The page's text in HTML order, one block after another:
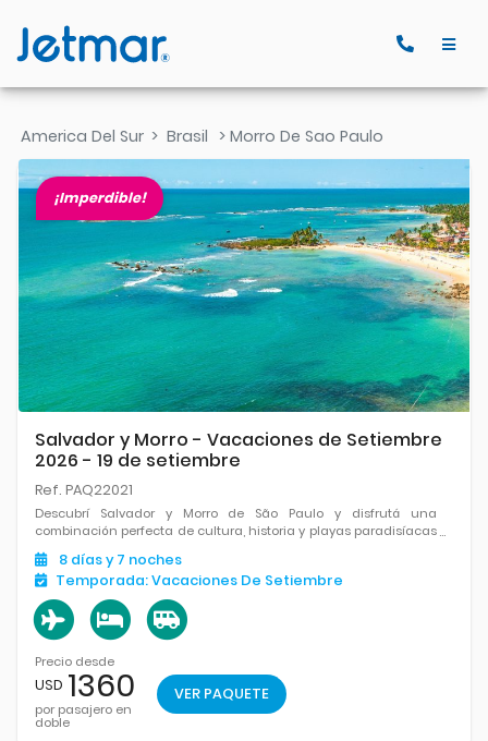
America Del Sur > Brasil > Morro De Sao Paulo
¡Imperdible!
Salvador y Morro - Vacaciones de Setiembre
2026 - 19 de setiembre
Ref. PAQ22021
Descubrí Salvador y Morro de São Paulo y disfrutá una
combinación perfecta de cultura, historia y playas paradisíacas
en el corazón de Bahía.
8 díasy 7 noches
Temporada:Vacaciones De Setiembre
Precio desde
USD 1360
por pasajero en
doble
VER PAQUETE